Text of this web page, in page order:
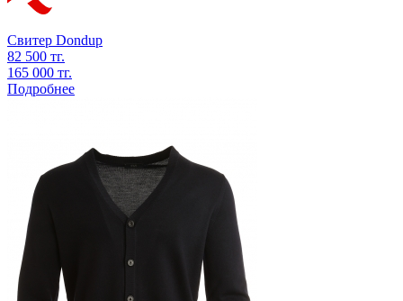
Свитер Dondup
82 500 тг.
165 000 тг.
Подробнее